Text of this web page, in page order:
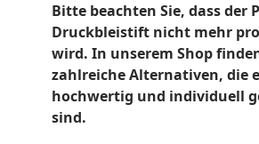
Bitte beachten Sie, dass der
Druckbleistift nicht mehr
wird. In unserem Shop
zahlreiche Alternativen, die
hochwertig und individuell
sind.